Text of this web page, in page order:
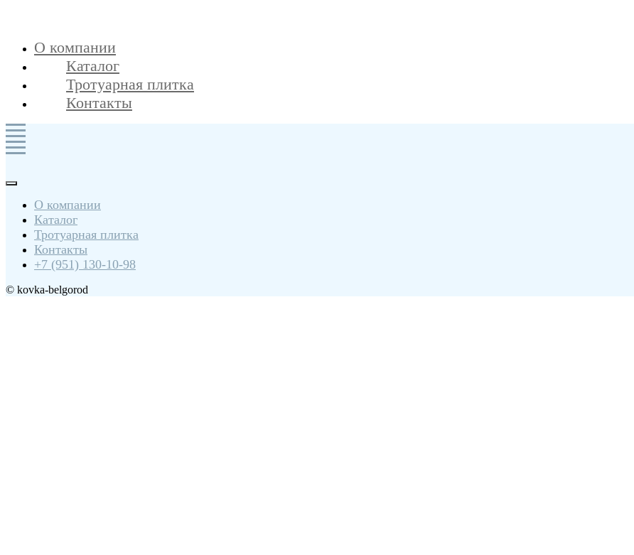
О компании
Каталог
Тротуарная плитка
Контакты
О компании
Каталог
Тротуарная плитка
Контакты
+7 (951) 130-10-98
© kovka-belgorod